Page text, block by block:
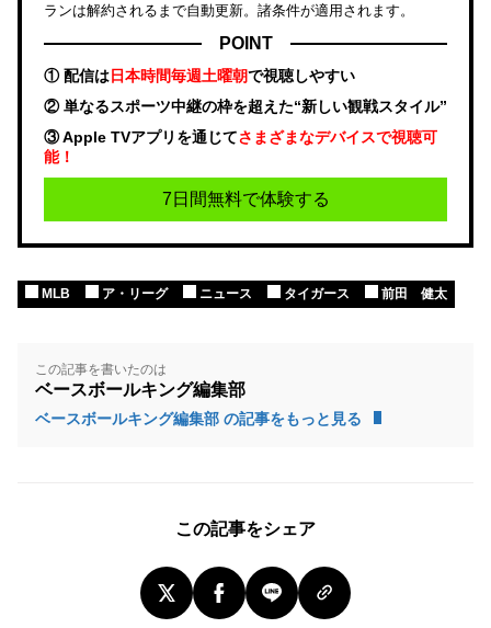
ランは解約されるまで自動更新。諸条件が適用されます。
POINT
① 配信は日本時間毎週土曜朝で視聴しやすい
② 単なるスポーツ中継の枠を超えた“新しい観戦スタイル”
③ Apple TVアプリを通じてさまざまなデバイスで視聴可
能！
7日間無料で体験する
MLB ア・リーグ ニュース タイガース 前田 健太
この記事を書いたのは
ベースボールキング編集部
ベースボールキング編集部 の記事をもっと見る
この記事をシェア